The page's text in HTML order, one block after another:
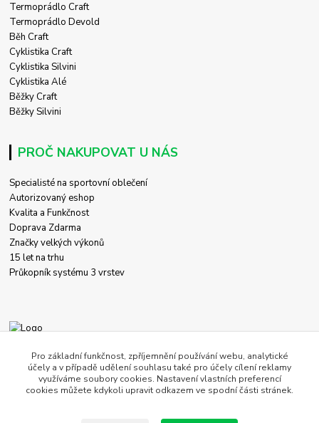
Termoprádlo Craft
Termoprádlo Devold
Běh Craft
Cyklistika Craft
Cyklistika Silvini
Cyklistika Alé
Běžky Craft
Běžky Silvini
PROČ NAKUPOVAT U NÁS
Specialisté na sportovní oblečení
Autorizovaný eshop
Kvalita a Funkčnost
Doprava Zdarma
Značky velkých výkonů
15 let na trhu
Průkopník systému 3 vrstev
+420 774 458 618
obchod@c-store.cz
Pro základní funkčnost, zpříjemnění používání webu, analytické
účely a v případě udělení souhlasu také pro účely cílení reklamy
využíváme soubory cookies. Nastavení vlastních preferencí
cookies můžete kdykoli upravit odkazem ve spodní části stránek.